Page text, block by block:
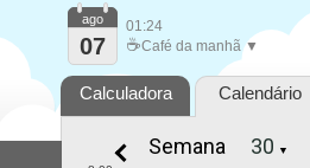
ago
07
01:24
☕Café da manhã ▼
Calculadora Calendário
Semana ▼